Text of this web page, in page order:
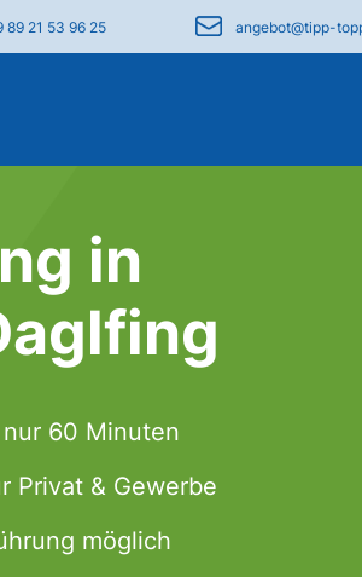
89 21 53 96 25 angebot@tipp-
in
60 Minuten
Privat & Gewerbe
möglich